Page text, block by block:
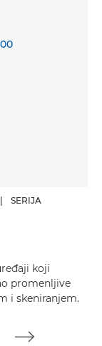
SERIJA
koji
promenljive
i skeniranjem.